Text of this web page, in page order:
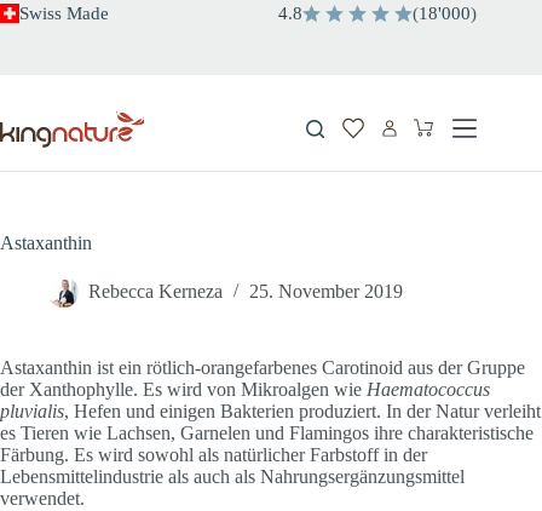
ZumSwiss Made 4.8 (18'000)
Warenkorb
Astaxanthin
Rebecca Kerneza 25. November 2019
Astaxanthin ist ein rötlich-orangefarbenes Carotinoid aus der Gruppe
der Xanthophylle. Es wird von Mikroalgen wie Haematococcus
pluvialis, Hefen und einigen Bakterien produziert. In der Natur verleiht
es Tieren wie Lachsen, Garnelen und Flamingos ihre charakteristische
Färbung. Es wird sowohl als natürlicher Farbstoff in der
Lebensmittelindustrie als auch als Nahrungsergänzungsmittel
verwendet.